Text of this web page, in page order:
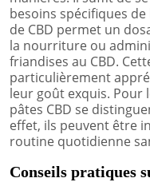
besoins spécifiques
de CBD permet un
la nourriture ou
friandises au CBD.
particulièrement
leur goût exquis. Pour
pâtes CBD se
effet, ils peuvent être
routine quotidienne
Conseils pratiques